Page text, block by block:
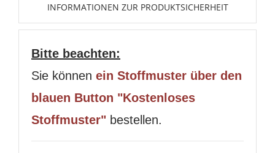
INFORMATIONEN ZUR PRODUKTSICHERHEIT
Bitte beachten:
Sie können ein Stoffmuster über den
blauen Button "Kostenloses
Stoffmuster" bestellen.